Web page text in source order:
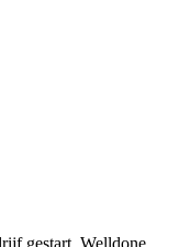
gestart, Welldone